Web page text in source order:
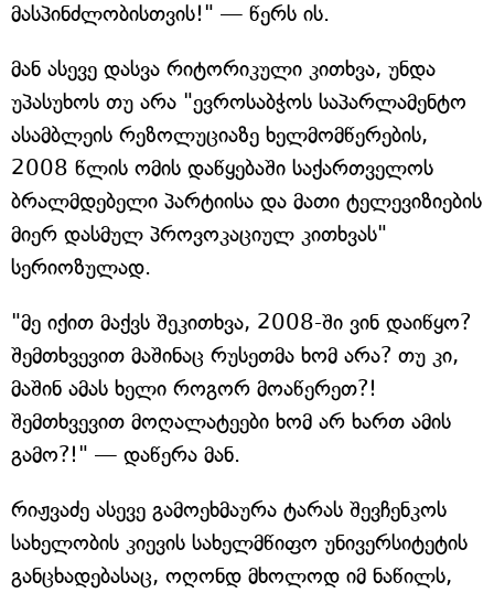
მასპინძლობისთვის!" — წერს ის.
მან ასევე დასვა რიტორიკული კითხვა, უნდა
უპასუხოს თუ არა "ევროსაბჭოს საპარლამენტო
ასამბლეის რეზოლუციაზე ხელმომწერების,
2008 წლის ომის დაწყებაში საქართველოს
ბრალმდებელი პარტიისა და მათი ტელევიზიების
მიერ დასმულ პროვოკაციულ კითხვას"
სერიოზულად.
"მე იქით მაქვს შეკითხვა, 2008-ში ვინ დაიწყო?
შემთხვევით მაშინაც რუსეთმა ხომ არა? თუ კი,
მაშინ ამას ხელი როგორ მოაწერეთ?!
შემთხვევით მოღალატეები ხომ არ ხართ ამის
გამო?!" — დაწერა მან.
რიჟვაძე ასევე გამოეხმაურა ტარას შევჩენკოს
სახელობის კიევის სახელმწიფო უნივერსიტეტის
განცხადებასაც, ოღონდ მხოლოდ იმ ნაწილს,